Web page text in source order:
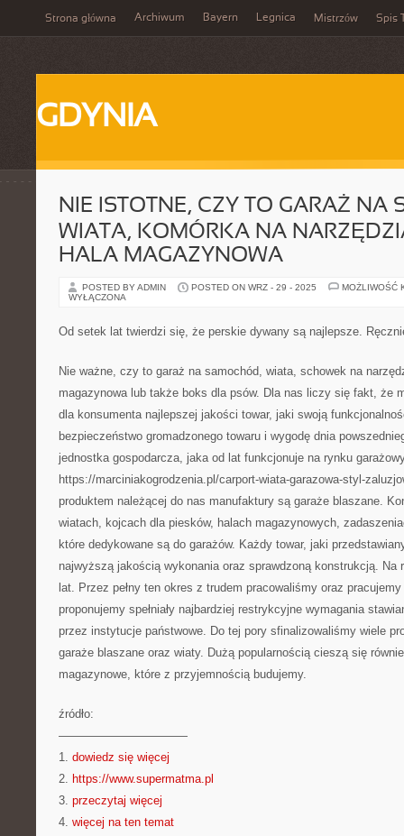
Strona główna Archiwum Bayern Legnica Mistrzów Spis
GDYNIA
NIE ISTOTNE, CZY TO GARAŻ NA
WIATA, KOMÓRKA NA
HALA MAGAZYNOWA
POSTED BY ADMIN POSTED ON WRZ - 29 - 2025
MOŻLIWOŚĆ
WYŁĄCZONA
Od setek lat twierdzi się, że perskie dywany są najlepsze.
Nie ważne, czy to garaż na samochód, wiata, schowek na
magazynowa lub także boks dla psów. Dla nas liczy się fakt, że
dla konsumenta najlepszej jakości towar, jaki swoją
bezpieczeństwo gromadzonego towaru i wygodę dnia
jednostka gospodarcza, jaka od lat funkcjonuje na rynku
https://marciniakogrodzenia.pl/carport-wiata-garazowa-styl-
produktem należącej do nas manufaktury są garaże blaszane.
wiatach, kojcach dla piesków, halach magazynowych,
które dedykowane są do garażów. Każdy towar, jaki
najwyższą jakością wykonania oraz sprawdzoną konstrukcją. Na
lat. Przez pełny ten okres z trudem pracowaliśmy oraz
proponujemy spełniały najbardziej restrykcyjne wymagania
przez instytucje państwowe. Do tej pory sfinalizowaliśmy wiele
garaże blaszane oraz wiaty. Dużą popularnością cieszą się
magazynowe, które z przyjemnością budujemy.
źródło:
———————————
1. dowiedz się więcej
2. https://www.supermatma.pl
3. przeczytaj więcej
4. więcej na ten temat